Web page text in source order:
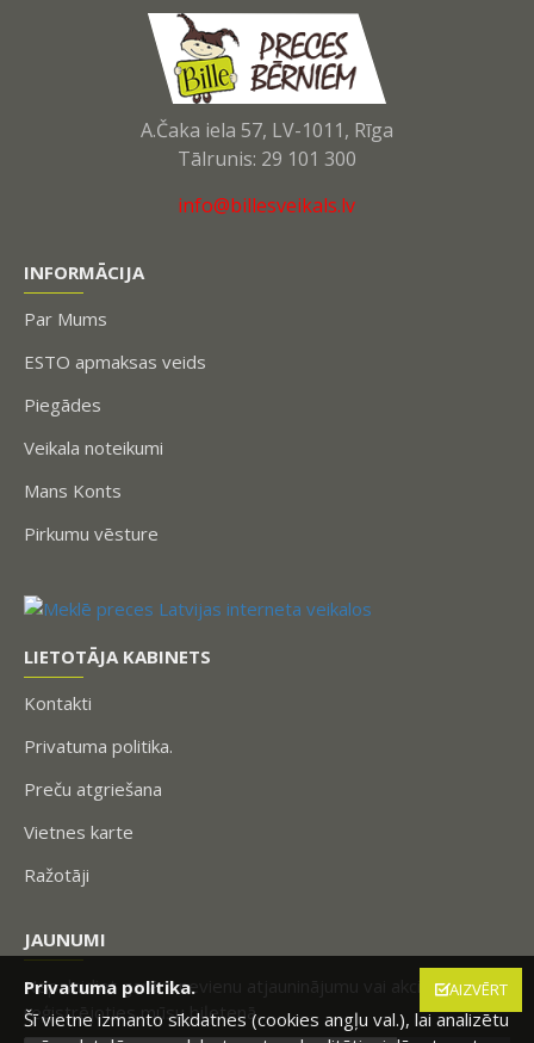
A.Čaka iela 57, LV-1011, Rīga
Tālrunis: 29 101 300
info@billesveikals.lv
INFORMĀCIJA
Par Mums
ESTO apmaksas veids
Piegādes
Veikala noteikumi
Mans Konts
Pirkumu vēsture
LIETOTĀJA KABINETS
Kontakti
Privatuma politika.
Preču atgriešana
Vietnes karte
Ražotāji
JAUNUMI
Nepalaidiet garām nevienu atjauninājumu vai akciju,
reģistrējoties mūsu biļetenā.
AIZVĒRT
Privatuma politika.
Šī vietne izmanto sīkdatnes (cookies angļu val.), lai analizētu